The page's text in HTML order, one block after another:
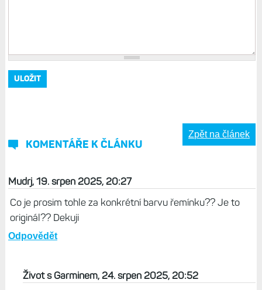
KOMENTÁŘE K ČLÁNKU
Zpět na článek
Mudrj, 19. srpen 2025, 20:27
Co je prosim tohle za konkrétní barvu řemínku?? Je to
originál?? Dekuji
Odpovědět
Život s Garminem, 24. srpen 2025, 20:52